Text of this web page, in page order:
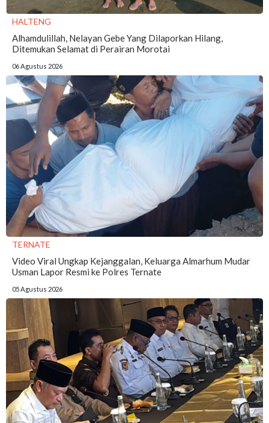
HALTENG
Alhamdulillah, Nelayan Gebe Yang Dilaporkan Hilang,
Ditemukan Selamat di Perairan Morotai
06 Agustus 2026
TERNATE
Video Viral Ungkap Kejanggalan, Keluarga Almarhum Mudar
Usman Lapor Resmi ke Polres Ternate
05 Agustus 2026